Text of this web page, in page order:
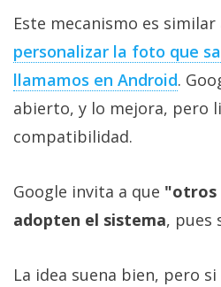
Este mecanismo es
personalizar la foto que
llamamos en Android.
abierto, y lo mejora, pero
compatibilidad.
Google invita a que "otros
adopten el sistema, pues
La idea suena bien, pero